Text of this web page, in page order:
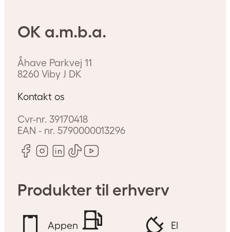
OK a.m.b.a.
Åhave Parkvej 11
8260 Viby J DK
Kontakt os
Cvr-nr. 39170418
EAN - nr.5790000013296
Produkter til erhverv
Appen
El